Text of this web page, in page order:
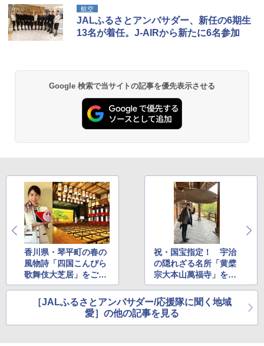
GRANDOOR ステンレス保冷剤 2個セット 2
026リニューアル 急速冷凍 空間倍増 衛生的
コンパクト 保冷力長持ち
BUNDOK(バンドック)ソロ ドーム 1 EX BDK
-08EX カーキ ソロキャンプ ポリエステル フ
レーム ドーム型 テント
￥14,800
0ml（連続噴射30秒）110ml（連続噴射15
秒）射程5～10m 安全ロック搭載 携帯収納袋
付き ヒグマ・イノシシ対策 自治体・教育機
関の購入実績 登山・キャンプ・アウトドア・
防災用品 長期保存可能 緊急時用 日本国内発
送
￥3,680
DEWEL パラソル 大型 ビーチ アウトドアパ
ラソル ガーデン サイトシート付 折りたたみ
防水 UVカット 4段階高さ調整 軽量 収納袋付
き
航空
JALふるさとアンバサダー、新任の6期生
13名が着任。J-AIRから新たに6名参加
Google 検索で当サイトの記事を優先表示させる
香川県・琴平町の春の
風物詩「四国こんぴら
歌舞伎大芝居」をご紹
介！ JALパック特別
ツアーとJALオリジナ
ルグッズを販売します
祝・国宝指定！ 宇治
の隠れざる名所「黄檗
宗大本山萬福寺」をJA
L客室乗務員がご紹介
［JALふるさとアンバサダー/応援隊に聞く地域
愛］の他の記事を見る